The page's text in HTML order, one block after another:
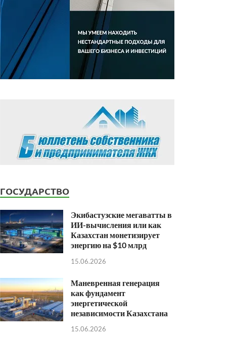
ГОСУДАРСТВО
Экибастузские мегаватты в
ИИ-вычисления или как
Казахстан монетизирует
энергию на $10 млрд
15.06.2026
Маневренная генерация
как фундамент
энергетической
независимости Казахстана
15.06.2026